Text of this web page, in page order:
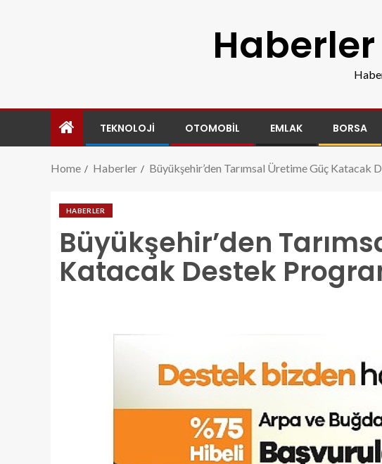
TEKNOLOJI OTOMOBIL EMLAK BORSA
Home Haberler Büyükşehir’den Tarımsal Üretime Güç Katacak
HABERLER
Büyükşehir’den
Katacak Destek